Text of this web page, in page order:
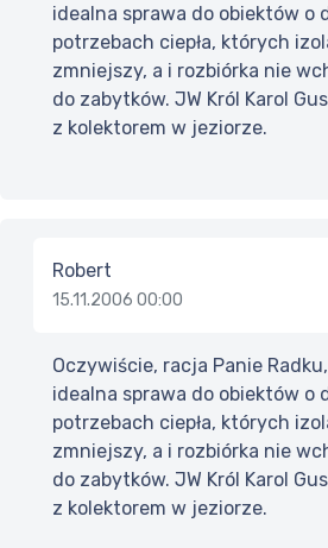
idealna sprawa do obiektów o
potrzebach ciepła, których
zmniejszy, a i rozbiórka nie
do zabytków. JW Król Karol
z kolektorem w jeziorze.
Robert
15.11.2006 00:00
Oczywiście, racja Panie
idealna sprawa do obiektów o
potrzebach ciepła, których
zmniejszy, a i rozbiórka nie
do zabytków. JW Król Karol
z kolektorem w jeziorze.